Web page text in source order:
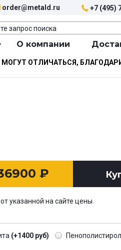
order@metald.ru +7 (495)
О компании
ОТЛИЧАТЬСЯ,
₽
указанной на сайте цены.
(+1400 руб) Пенополистирол